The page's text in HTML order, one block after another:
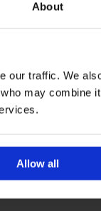
About
our traffic. We
may combine
Allow all